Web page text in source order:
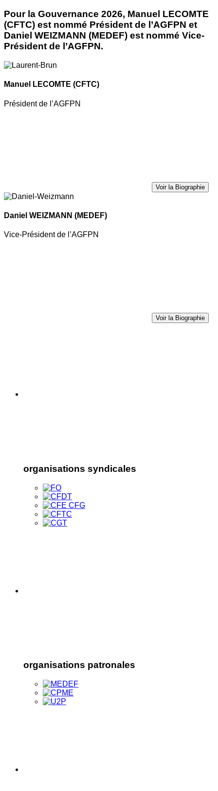
Pour la Gouvernance 2026, Manuel LECOMTE
(CFTC) est nommé Président de l’AGFPN et
Daniel WEIZMANN (MEDEF) est nommé Vice-
Président de l’AGFPN.
Manuel LECOMTE (CFTC)
Président de l’AGFPN
Voir la Biographie
Daniel WEIZMANN (MEDEF)
Vice-Président de l’AGFPN
Voir la Biographie
organisations syndicales
organisations patronales